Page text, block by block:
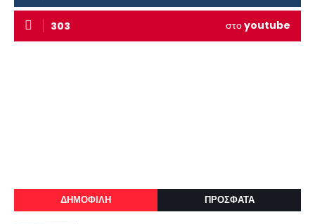
303 στοyoutube
ΔΗΜΟΦΙΛΗ ΠΡΟΣΦΑΤΑ